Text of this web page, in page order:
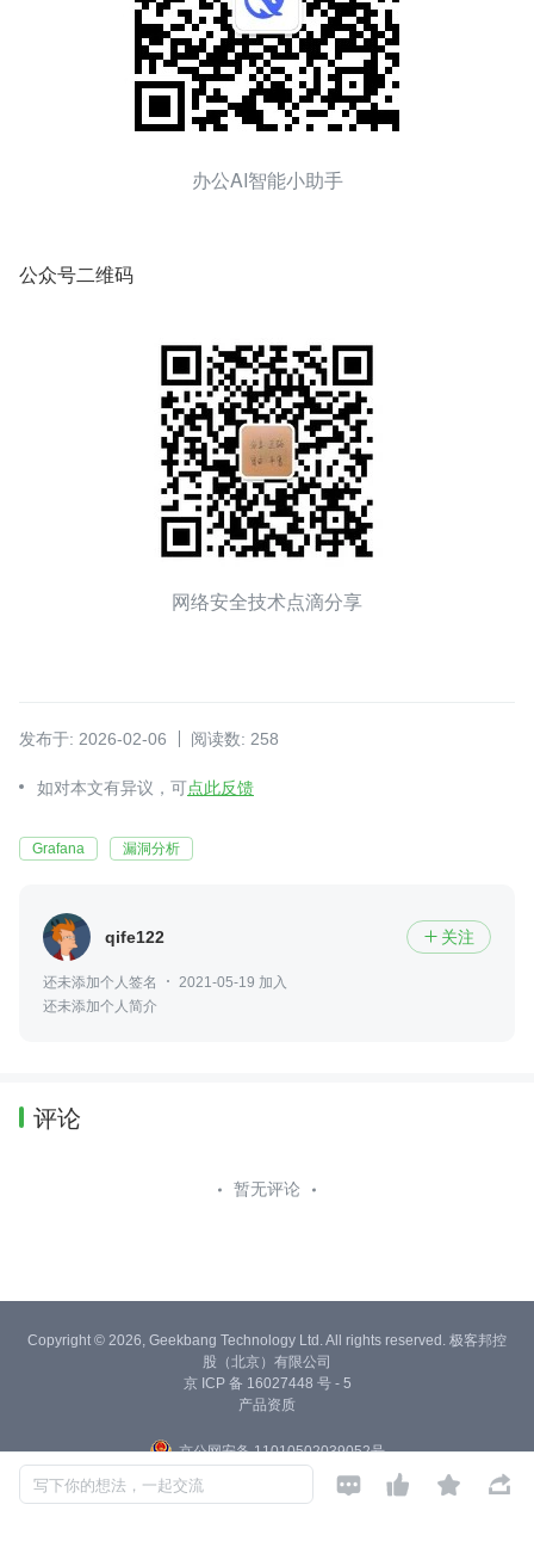
办公AI智能小助手
公众号二维码
网络安全技术点滴分享
发布于: 2026-02-06 阅读数: 258
如对本文有异议，可点此反馈
Grafana 漏洞分析
qife122  关注
还未添加个人签名
2021-05-19 加入
还未添加个人简介
评论
暂无评论
写下你的想法，一起交流    
Copyright © 2026, Geekbang Technology Ltd. All rights reserved. 极客邦控
股（北京）有限公司
京 ICP 备 16027448 号 - 5
产品资质
京公网安备 11010502039052号